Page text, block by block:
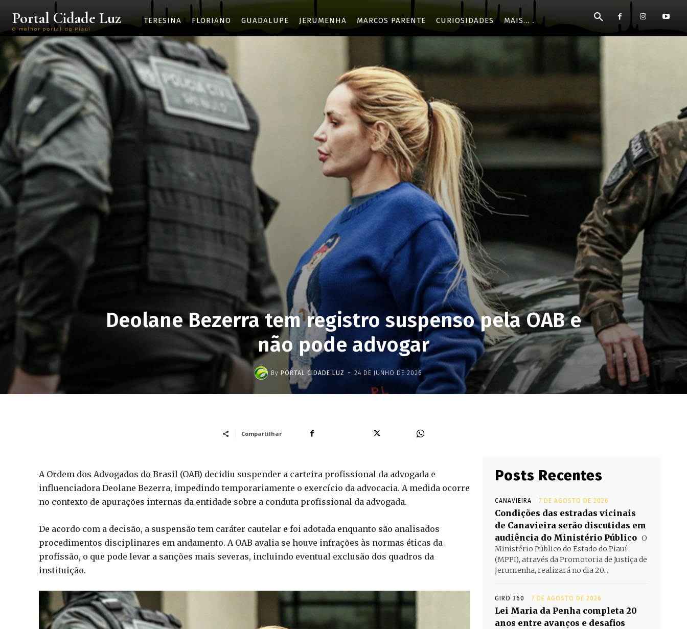
Portal Cidade Luz
O melhor portal do Piauí
TERESINA FLORIANO GUADALUPE JERUMENHA MARCOS PARENTE CURIOSIDADES MAIS...
Deolane Bezerra tem registro suspenso pela OAB e
não pode advogar
By PORTAL CIDADE LUZ - 24 DE JUNHO DE 2026
Compartilhar
A Ordem dos Advogados do Brasil (OAB) decidiu suspender a carteira profissional da advogada e
influenciadora Deolane Bezerra, impedindo temporariamente o exercício da advocacia. A medida ocorre
no contexto de apurações internas da entidade sobre a conduta profissional da advogada.
De acordo com a decisão, a suspensão tem caráter cautelar e foi adotada enquanto são analisados
procedimentos disciplinares em andamento. A OAB avalia se houve infrações às normas éticas da
profissão, o que pode levar a sanções mais severas, incluindo eventual exclusão dos quadros da
instituição.
Posts Recentes
CANAVIEIRA 7 DE AGOSTO DE 2026
Condições das estradas vicinais
de Canavieira serão discutidas em
audiência do Ministério Público O
Ministério Público do Estado do Piauí
(MPPI), através da Promotoria de Justiça de
Jerumenha, realizará no dia 20...
GIRO 360 7 DE AGOSTO DE 2026
Lei Maria da Penha completa 20
anos entre avanços e desafios